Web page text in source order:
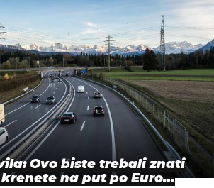
Ovo biste trebali znati
na put po Euro…